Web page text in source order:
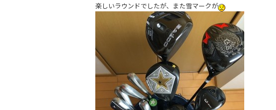
楽しいラウンドでしたが、また雪マークが